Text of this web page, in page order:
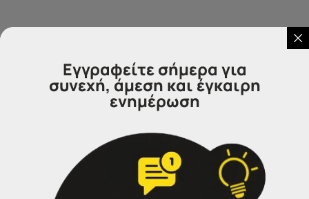
Επικοινωνήστε μαζί μας
Εγγραφείτε σήμερα για
συνεχή, άμεση και έγκαιρη
ενημέρωση